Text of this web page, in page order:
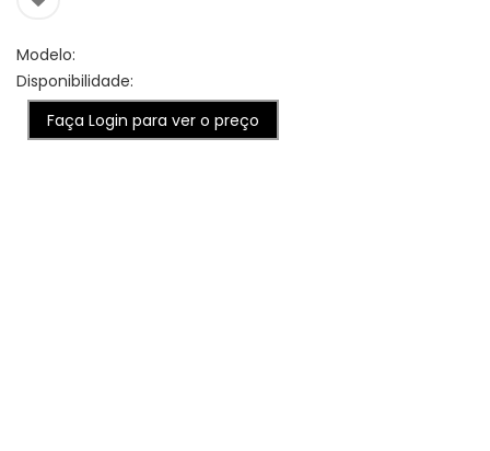
Modelo:
Disponibilidade:
Faça Login para ver o preço